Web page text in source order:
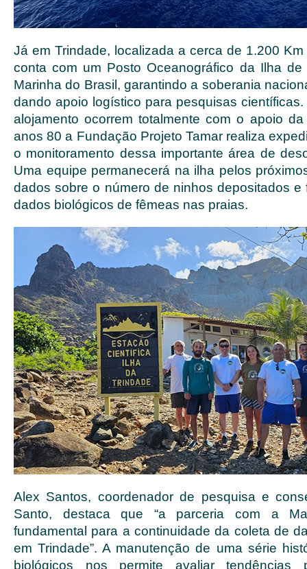
Já em Trindade, localizada a cerca de 1.200
conta com um Posto Oceanográfico da Ilha de
Marinha do Brasil, garantindo a soberania
dando apoio logístico para pesquisas
alojamento ocorrem totalmente com o apoio
anos 80 a Fundação Projeto Tamar realiza
o monitoramento dessa importante área de
Uma equipe permanecerá na ilha pelos
dados sobre o número de ninhos depositados
dados biológicos de fêmeas nas praias.
Alex Santos, coordenador de pesquisa e
Santo, destaca que “a parceria com a
fundamental para a continuidade da coleta de
em Trindade”. A manutenção de uma série
biológicos nos permite avaliar tendências